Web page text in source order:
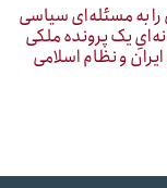
به مسئله‌ای سیاسی
یک پرونده ملکی
و نظام اسلامی